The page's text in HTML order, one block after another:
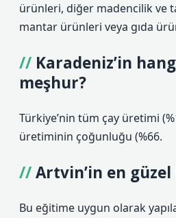
ürünleri, diğer madencilik ve
mantar ürünleri veya gıda
Karadeniz’in
meşhur?
Türkiye’nin tüm çay üretimi
üretiminin çoğunluğu (%66.
Artvin’in en
Bu eğitime uygun olarak